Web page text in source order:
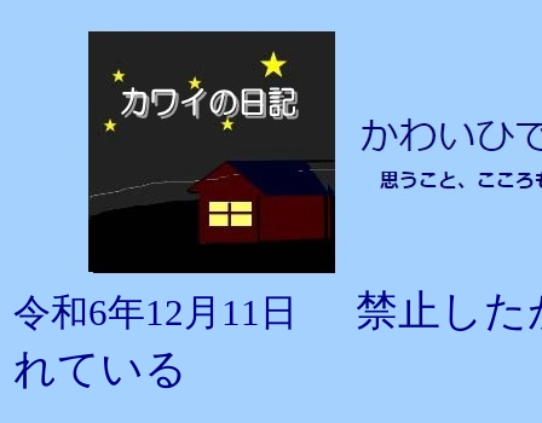
令和6年12月11日
禁止し
れている